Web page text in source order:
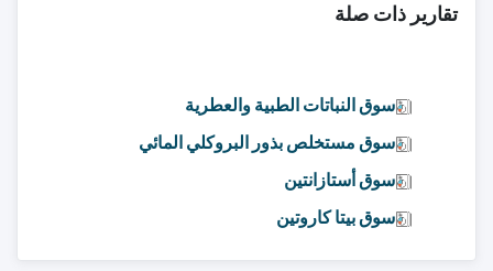
تقارير ذات صلة
سوق النباتات الطبية والعطرية
سوق مستخلص بذور البروكلي المائي
سوق أستازانتين
سوق بيتا كاروتين